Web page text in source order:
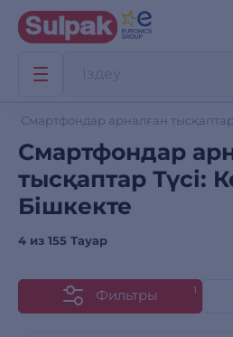
Смартфондар арналған тысқаптар
Смартфондар
тысқаптар Түсі:
Бішкекте
4 из 155 Тауар
Фильтры 1